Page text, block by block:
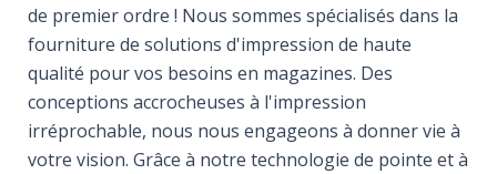
de premier ordre ! Nous sommes spécialisés dans la
fourniture de solutions d'impression de haute
qualité pour vos besoins en magazines. Des
conceptions accrocheuses à l'impression
irréprochable, nous nous engageons à donner vie à
votre vision. Grâce à notre technologie de pointe et à